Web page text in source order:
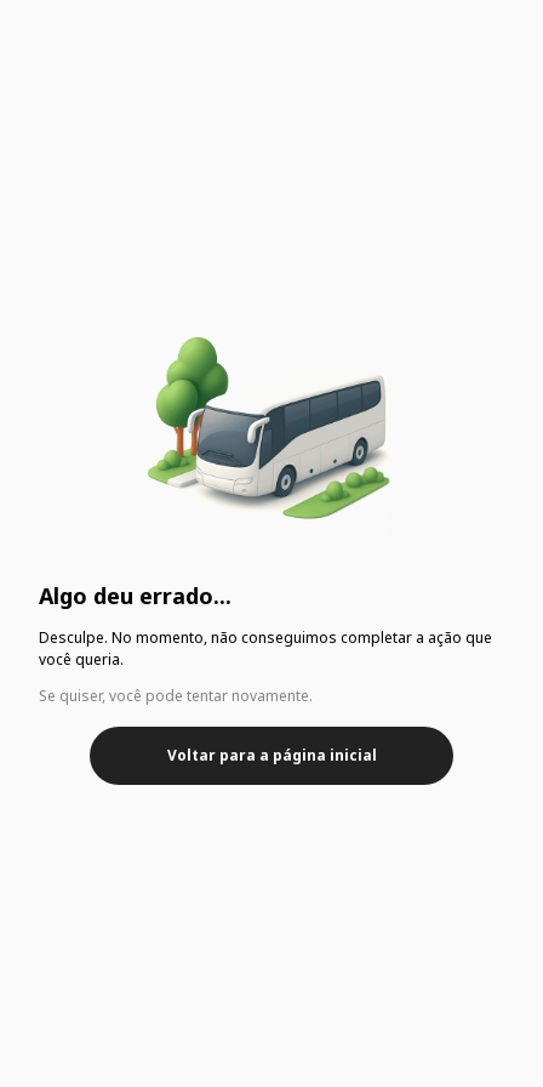
Algo deu errado...
Desculpe. No momento, não conseguimos completar a ação que
você queria.
Se quiser, você pode tentar novamente.
Voltar para a página inicial